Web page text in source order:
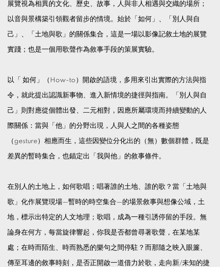
展覽視為相異的文化、歷史、故事，人與非人相遇與交織的場所；
以音與景構築引領觀者留步的情境。始於「如何」、「別人與自
己」、「土地與歌」的關係集合，這是一場以影像記敘土地的展覽
實踐；也是一個用歌聲作為敘事手段的策展實驗。
以「 如何」（How-to）開啟的語境，多用來引出實際的方法與指
令，就此提出認識新事物、進入新情境的捷徑與指南。「別人與自
己」則對應從個體出發、二元相對，因應所屬環境而持續變動的人
際關係：當與「他」的分野出現，人與人之間的各種姿態
（gesture）相應而生，這些因變位分化出的（無）數個群體，既是
差異的暫時集合，也錨定出「我與他」的敘事條件。
在別人的土地上，如何歌唱；唱著誰的土地、誰的歌？當「土地與
歌」化作展覽現場—暫時的時空集合—的場景敘事與想像公域，土
地，標示出特定的人文地理；歌唱，成為一種引誘停留的手段。無
論身在何方，每當旋律響起，你我是否都曾尋著歌聲，在某地某
處；在時而陌生、時而熟悉的樂句之間停駐？而那隨之映入眼簾、
傳至耳邊的敘事時刻，是否正開啟一道借力於歌，走向新/未知的捷